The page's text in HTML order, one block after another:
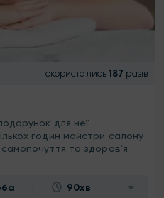
скористались 187 разів
для неї
годин майстри салону
та здоровʼя
90хв